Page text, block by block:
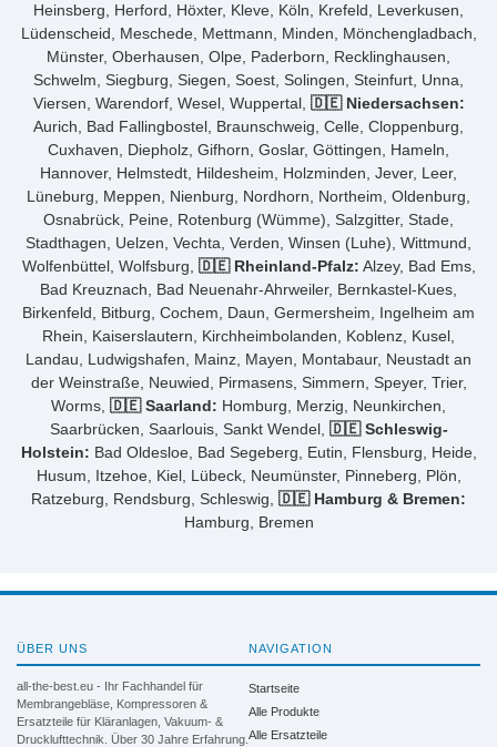
Heinsberg, Herford, Höxter, Kleve, Köln, Krefeld, Leverkusen,
Lüdenscheid, Meschede, Mettmann, Minden, Mönchengladbach,
Münster, Oberhausen, Olpe, Paderborn, Recklinghausen,
Schwelm, Siegburg, Siegen, Soest, Solingen, Steinfurt, Unna,
Viersen, Warendorf, Wesel, Wuppertal, 🇩🇪 Niedersachsen:
Aurich, Bad Fallingbostel, Braunschweig, Celle, Cloppenburg,
Cuxhaven, Diepholz, Gifhorn, Goslar, Göttingen, Hameln,
Hannover, Helmstedt, Hildesheim, Holzminden, Jever, Leer,
Lüneburg, Meppen, Nienburg, Nordhorn, Northeim, Oldenburg,
Osnabrück, Peine, Rotenburg (Wümme), Salzgitter, Stade,
Stadthagen, Uelzen, Vechta, Verden, Winsen (Luhe), Wittmund,
Wolfenbüttel, Wolfsburg, 🇩🇪 Rheinland-Pfalz: Alzey, Bad Ems,
Bad Kreuznach, Bad Neuenahr-Ahrweiler, Bernkastel-Kues,
Birkenfeld, Bitburg, Cochem, Daun, Germersheim, Ingelheim am
Rhein, Kaiserslautern, Kirchheimbolanden, Koblenz, Kusel,
Landau, Ludwigshafen, Mainz, Mayen, Montabaur, Neustadt an
der Weinstraße, Neuwied, Pirmasens, Simmern, Speyer, Trier,
Worms, 🇩🇪 Saarland: Homburg, Merzig, Neunkirchen,
Saarbrücken, Saarlouis, Sankt Wendel, 🇩🇪 Schleswig-
Holstein: Bad Oldesloe, Bad Segeberg, Eutin, Flensburg, Heide,
Husum, Itzehoe, Kiel, Lübeck, Neumünster, Pinneberg, Plön,
Ratzeburg, Rendsburg, Schleswig, 🇩🇪 Hamburg & Bremen:
Hamburg, Bremen
ÜBER UNS
all-the-best.eu - Ihr Fachhandel für
Membrangebläse, Kompressoren &
Ersatzteile für Kläranlagen, Vakuum- &
Drucklufttechnik. Über 30 Jahre Erfahrung.
NAVIGATION
Startseite
Alle Produkte
Alle Ersatzteile